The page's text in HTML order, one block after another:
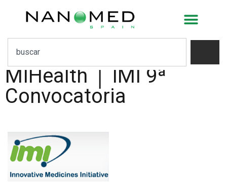
Ya disponibles las
presentaciones de IMI
Info Session en
MIHealth │ IMI 9ª
Convocatoria